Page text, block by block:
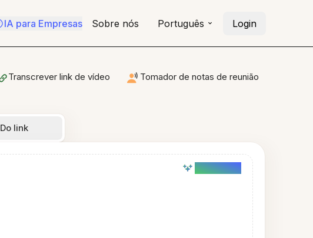
IA para Empresas Sobre nós Português Login
Transcrever link de vídeo Tomador de notas de reunião
Do link
AI powered